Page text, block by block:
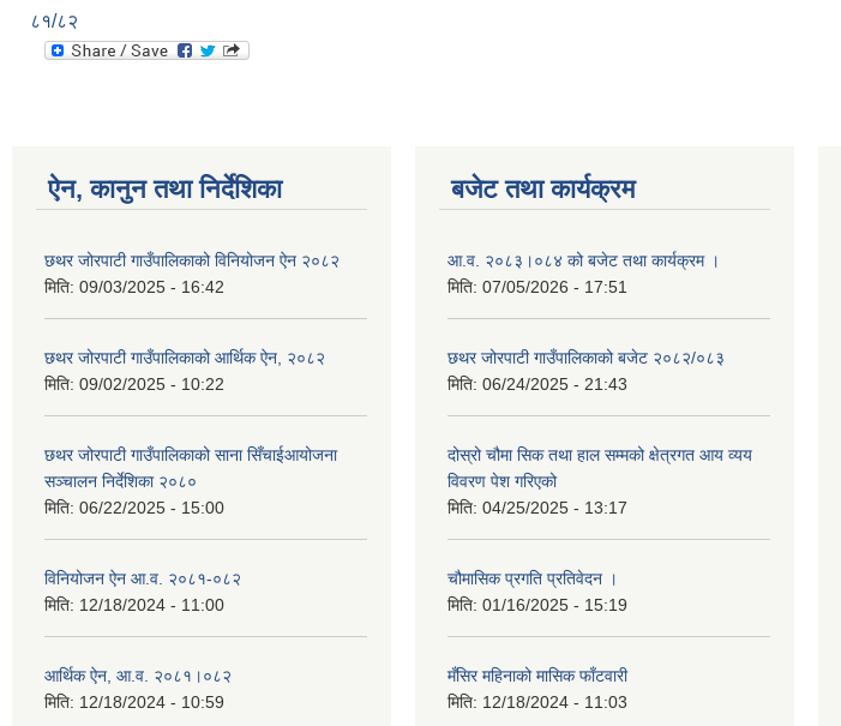
८१/८२
ऐन, कानुन तथा निर्देशिका
छथर जोरपाटी गाउँपालिकाको विनियोजन ऐन २०८२
मिति: 09/03/2025 - 16:42
छथर जोरपाटी गाउँपालिकाको आर्थिक ऐन, २०८२
मिति: 09/02/2025 - 10:22
छथर जोरपाटी गाउँपालिकाको साना सिँचाईआयोजना
सञ्चालन निर्देशिका २०८०
मिति: 06/22/2025 - 15:00
विनियोजन ऐन आ.व. २०८१-०८२
मिति: 12/18/2024 - 11:00
आर्थिक ऐन, आ.व. २०८१।०८२
मिति: 12/18/2024 - 10:59
बजेट तथा कार्यक्रम
आ.व. २०८३।०८४ को बजेट तथा कार्यक्रम ।
मिति: 07/05/2026 - 17:51
छथर जोरपाटी गाउँपालिकाको बजेट २०८२/०८३
मिति: 06/24/2025 - 21:43
दोस्रो चौमा सिक तथा हाल सम्मको क्षेत्रगत आय व्यय
विवरण पेश गरिएको
मिति: 04/25/2025 - 13:17
चौमासिक प्रगति प्रतिवेदन ।
मिति: 01/16/2025 - 15:19
मँसिर महिनाको मासिक फाँटवारी
मिति: 12/18/2024 - 11:03